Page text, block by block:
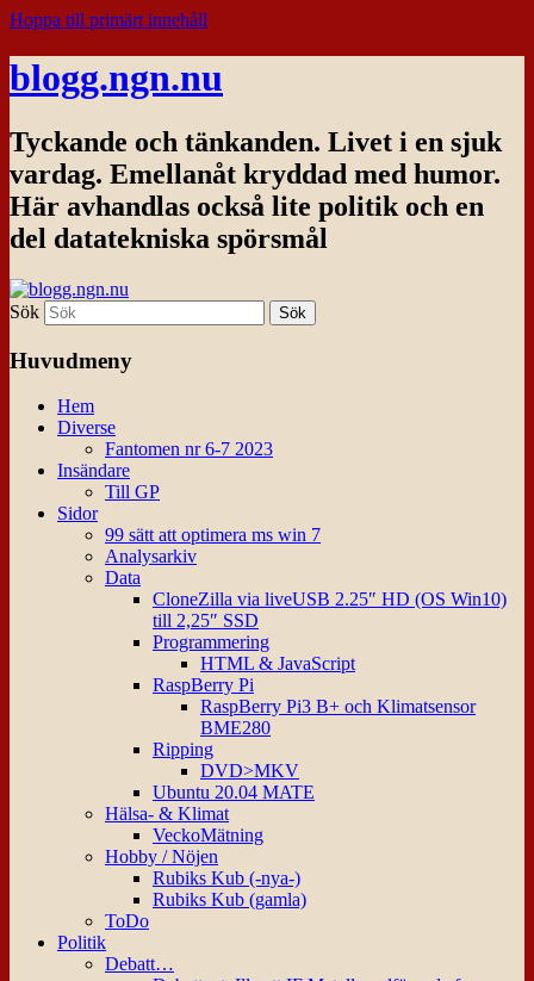
Hoppa till primärt innehåll
blogg.ngn.nu
Tyckande och tänkanden. Livet i en sjuk
vardag. Emellanåt kryddad med humor.
Här avhandlas också lite politik och en
del datatekniska spörsmål
Sök
Huvudmeny
Hem
Diverse
Fantomen nr 6-7 2023
Insändare
Till GP
Sidor
99 sätt att optimera ms win 7
Analysarkiv
Data
CloneZilla via liveUSB 2.25″ HD (OS Win10)
till 2,25″ SSD
Programmering
HTML & JavaScript
RaspBerry Pi
RaspBerry Pi3 B+ och Klimatsensor
BME280
Ripping
DVD>MKV
Ubuntu 20.04 MATE
Hälsa- & Klimat
VeckoMätning
Hobby / Nöjen
Rubiks Kub (-nya-)
Rubiks Kub (gamla)
ToDo
Politik
Debatt…